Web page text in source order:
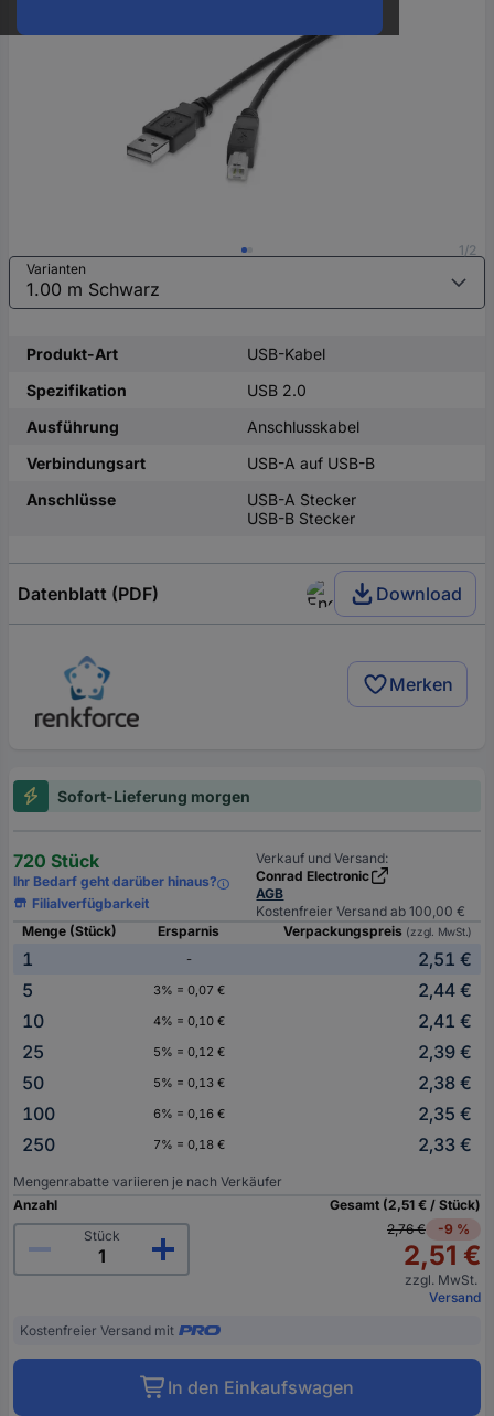
1/2
Varianten
Produkt-Art
USB-Kabel
Spezifikation
USB 2.0
Ausführung
Anschlusskabel
Verbindungsart
USB-A auf USB-B
Anschlüsse
USB-A Stecker
USB-B Stecker
Datenblatt (PDF) Download
Merken
Sofort-Lieferung morgen
720 Stück
Ihr Bedarf geht darüber hinaus?
Filialverfügbarkeit
Verkauf und Versand:
Conrad Electronic
AGB
Kostenfreier Versand ab 100,00 €
Menge (Stück)
Ersparnis Verpackungspreis (zzgl. MwSt.)
1 -
2,51 €
5
3% = 0,07 €
2,44 €
10
4% = 0,10 €
2,41 €
25
5% = 0,12 €
2,39 €
50
5% = 0,13 €
2,38 €
100
6% = 0,16 €
2,35 €
250
7% = 0,18 € 2,33 €
Mengenrabatte variieren je nach Verkäufer
Anzahl
Stück
Gesamt (2,51 € / Stück)
2,76 €
-9 %
2,51 €
zzgl. MwSt.
Versand
Kostenfreier Versand mit
In den Einkaufswagen